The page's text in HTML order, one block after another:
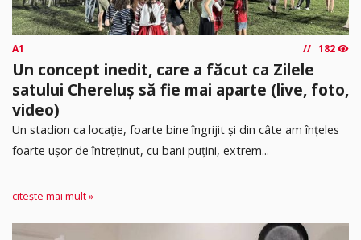
A1 182
Un concept inedit, care a făcut ca Zilele
satului Chereluș să fie mai aparte (live, foto,
video)
Un stadion ca locație, foarte bine îngrijit și din câte am înțeles
foarte ușor de întreținut, cu bani puțini, extrem...
citește mai mult »